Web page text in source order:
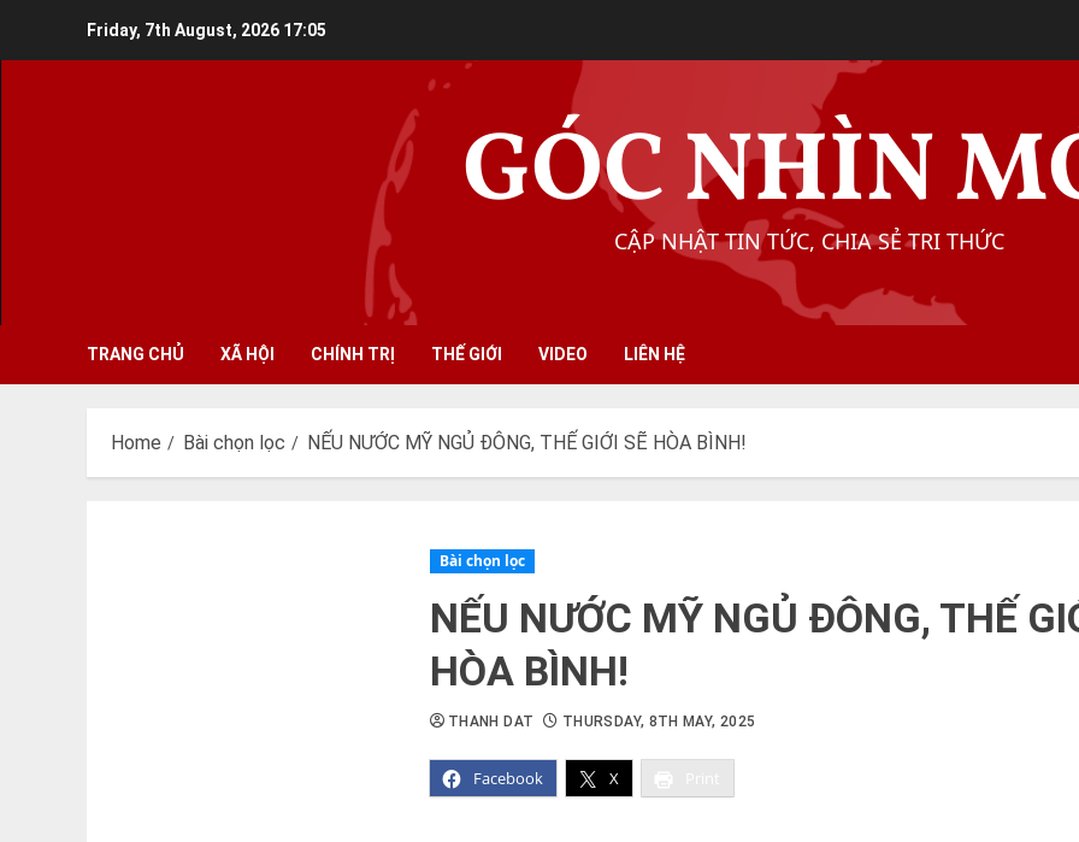
Friday, 7th August, 2026 17:05
GÓC NHÌN
CẬP NHẬT TIN TỨC, CHIA SẺ TRI THỨC
TRANG CHỦ XÃ HỘI CHÍNH TRỊ THẾ GIỚI VIDEO LIÊN HỆ
Home Bài chọn lọc NẾU NƯỚC MỸ NGỦ ĐÔNG, THẾ GIỚI SẼ HÒA BÌNH!
Bài chọn lọc
NẾU NƯỚC MỸ NGỦ ĐÔNG, THẾ
HÒA BÌNH!
Facebook X
THANH DAT THURSDAY, 8TH MAY, 2025